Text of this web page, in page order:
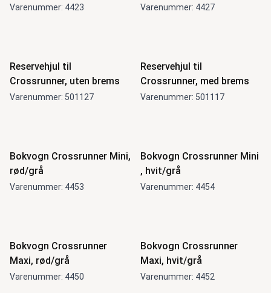
Varenummer: 4423 Varenummer: 4427
Reservehjul til
Crossrunner, uten brems
Varenummer: 501127
Reservehjul til
Crossrunner, med brems
Varenummer: 501117
Bokvogn Crossrunner Mini,
rød/grå
Varenummer: 4453
Bokvogn Crossrunner Mini
, hvit/grå
Varenummer: 4454
Bokvogn Crossrunner
Maxi, rød/grå
Varenummer: 4450
Bokvogn Crossrunner
Maxi, hvit/grå
Varenummer: 4452